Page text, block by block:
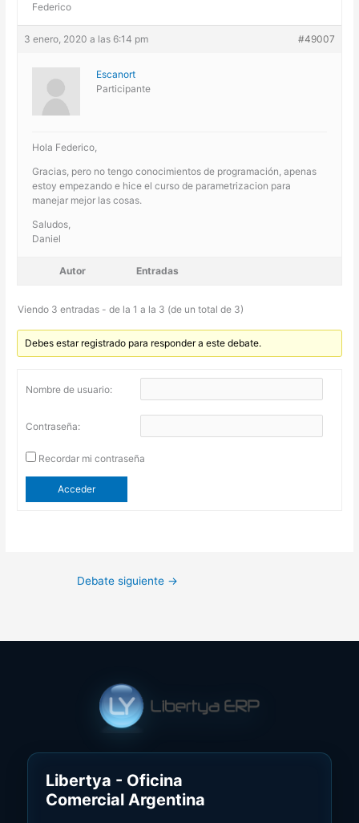
Federico
3 enero, 2020 a las 6:14 pm #49007
Escanort
Participante
Hola Federico,
Gracias, pero no tengo conocimientos de programación, apenas
estoy empezando e hice el curso de parametrizacion para
manejar mejor las cosas.
Saludos,
Daniel
Autor Entradas
Viendo 3 entradas - de la 1 a la 3 (de un total de 3)
Debes estar registrado para responder a este debate.
Nombre de usuario:
Contraseña:
Recordar mi contraseña
Acceder
Debate siguiente →
Libertya - Oficina
Comercial Argentina